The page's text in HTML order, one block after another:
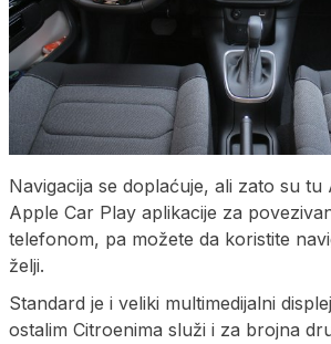
Navigacija se doplaćuje, ali zato su tu
Apple Car Play aplikacije za
telefonom, pa možete da koristite
želji.
Standard je i veliki multimedijalni
ostalim Citroenima služi i za brojna